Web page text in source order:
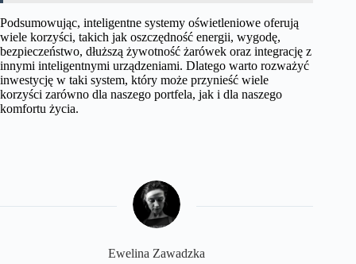
Podsumowując, inteligentne systemy oświetleniowe oferują
wiele korzyści, takich jak oszczędność energii, wygodę,
bezpieczeństwo, dłuższą żywotność żarówek oraz integrację z
innymi inteligentnymi urządzeniami. Dlatego warto rozważyć
inwestycję w taki system, który może przynieść wiele
korzyści zarówno dla naszego portfela, jak i dla naszego
komfortu życia.
Ewelina Zawadzka